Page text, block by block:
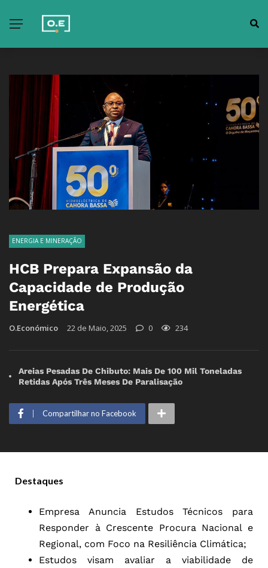
ENERGIA E MINERAÇÃO
HCB Prepara Expansão da
Capacidade de Produção
Energética
O.Económico 22 de Maio, 2025 0 234
Areias Pesadas De Chibuto: Mais De 100 Mil Toneladas
Retidas Após Três Meses De Paralisação
Compartilhar no Facebook
Destaques
Empresa Anuncia Estudos Técnicos para
Responder à Crescente Procura Nacional e
Regional, com Foco na Resiliência Climática;
Estudos visam avaliar a viabilidade de